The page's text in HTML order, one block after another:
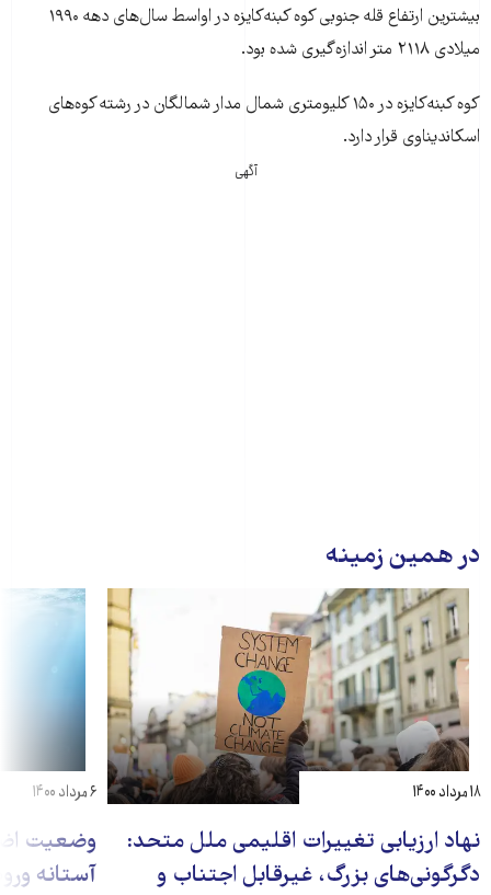
بیشترین ارتفاع قله جنوبی کوه کبنه‌کایزه در اواسط سال‌های دهه ۱۹۹۰
میلادی ۲۱۱۸ متر اندازه‌گیری شده بود.
کوه کبنه‌کایزه در ۱۵۰ کلیومتری شمال مدار شمالگان در رشته کوه‌‌های
اسکاندیناوی قرار دارد.
آگهی
در همین زمینه
نهاد ارزیابی تغییرات اقلیمی ملل متحد:
دگرگونی‌های بزرگ، غیرقابل اجتناب و
۱۸ مرداد ۱۴۰۰
وضعیت
آستانه
۶ مرداد ۱۴۰۰